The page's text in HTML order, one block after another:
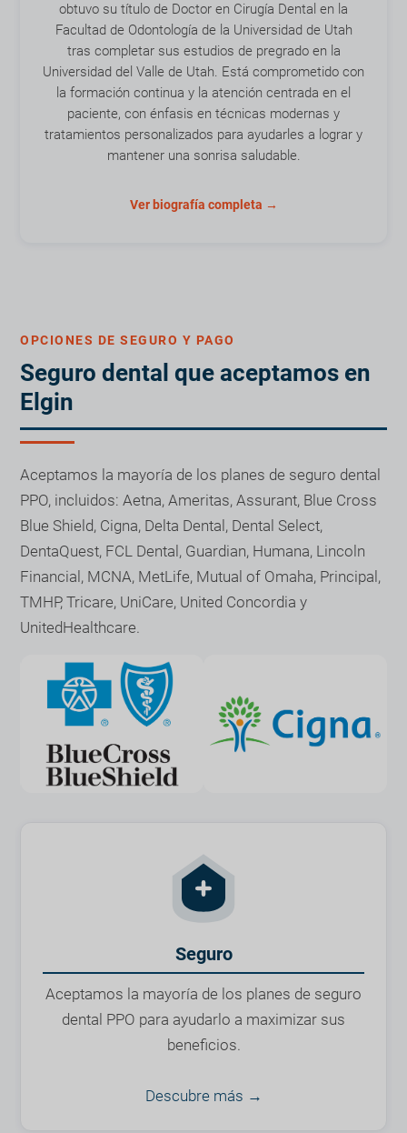
obtuvo su título de Doctor en Cirugía Dental en la
Facultad de Odontología de la Universidad de Utah
tras completar sus estudios de pregrado en la
Universidad del Valle de Utah. Está comprometido con
la formación continua y la atención centrada en el
paciente, con énfasis en técnicas modernas y
tratamientos personalizados para ayudarles a lograr y
mantener una sonrisa saludable.
Ver biografía completa →
OPCIONES DE SEGURO Y PAGO
Seguro dental que aceptamos en
Elgin
Aceptamos la mayoría de los planes de seguro dental
PPO, incluidos: Aetna, Ameritas, Assurant, Blue Cross
Blue Shield, Cigna, Delta Dental, Dental Select,
DentaQuest, FCL Dental, Guardian, Humana, Lincoln
Financial, MCNA, MetLife, Mutual of Omaha, Principal,
TMHP, Tricare, UniCare, United Concordia y
UnitedHealthcare.
Seguro
Aceptamos la mayoría de los planes de seguro
dental PPO para ayudarlo a maximizar sus
beneficios.
Descubre más →